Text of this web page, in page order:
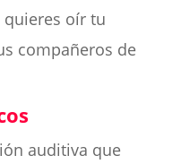
oír tu
compañeros de
auditiva que